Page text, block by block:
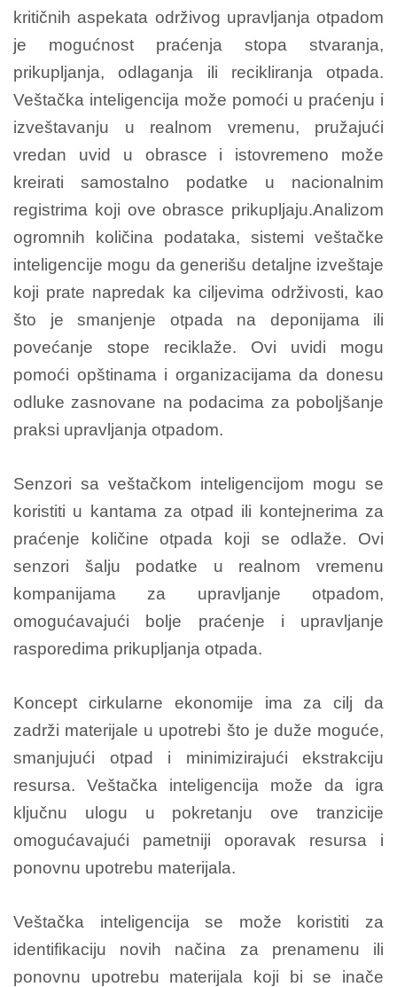
kritičnih aspekata održivog upravljanja otpadom
je mogućnost praćenja stopa stvaranja,
prikupljanja, odlaganja ili recikliranja otpada.
Veštačka inteligencija može pomoći u praćenju i
izveštavanju u realnom vremenu, pružajući
vredan uvid u obrasce i istovremeno može
kreirati samostalno podatke u nacionalnim
registrima koji ove obrasce prikupljaju.Analizom
ogromnih količina podataka, sistemi veštačke
inteligencije mogu da generišu detaljne izveštaje
koji prate napredak ka ciljevima održivosti, kao
što je smanjenje otpada na deponijama ili
povećanje stope reciklaže. Ovi uvidi mogu
pomoći opštinama i organizacijama da donesu
odluke zasnovane na podacima za poboljšanje
praksi upravljanja otpadom.
Senzori sa veštačkom inteligencijom mogu se
koristiti u kantama za otpad ili kontejnerima za
praćenje količine otpada koji se odlaže. Ovi
senzori šalju podatke u realnom vremenu
kompanijama za upravljanje otpadom,
omogućavajući bolje praćenje i upravljanje
rasporedima prikupljanja otpada.
Koncept cirkularne ekonomije ima za cilj da
zadrži materijale u upotrebi što je duže moguće,
smanjujući otpad i minimizirajući ekstrakciju
resursa. Veštačka inteligencija može da igra
ključnu ulogu u pokretanju ove tranzicije
omogućavajući pametniji oporavak resursa i
ponovnu upotrebu materijala.
Veštačka inteligencija se može koristiti za
identifikaciju novih načina za prenamenu ili
ponovnu upotrebu materijala koji bi se inače